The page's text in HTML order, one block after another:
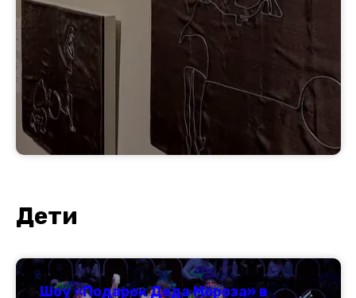
Дети
Шоу «Подарок Деда Мороза» в